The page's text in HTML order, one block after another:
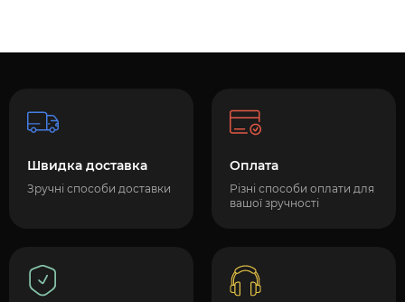
Швидка доставка
Зручні способи доставки
Оплата
Різні способи оплати для
вашої зручності